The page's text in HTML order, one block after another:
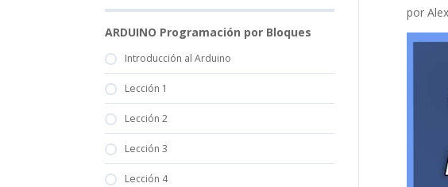
ARDUINO Programación por Bloques
Introducción al Arduino
Lección 1
Lección 2
Lección 3
Lección 4
por